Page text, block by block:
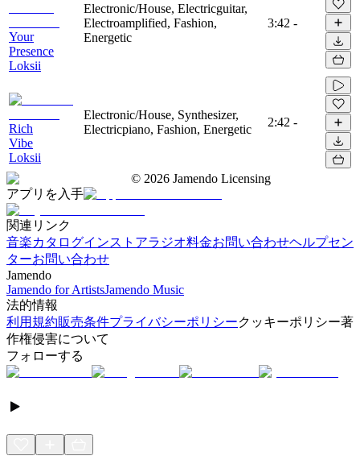
Your
Presence
Loksii
Electronic/House, Electricguitar,
Electroamplified, Fashion,
Energetic
3:42 -
Rich
Vibe
Loksii
Electronic/House, Synthesizer,
Electricpiano, Fashion, Energetic
2:42 -
© 2026 Jamendo Licensing
アプリを入手
関連リンク
音楽カタログインストアラジオ料金お問い合わせヘルプセン
ターお問い合わせ
Jamendo
Jamendo for ArtistsJamendo Music
法的情報
利用規約販売条件プライバシーポリシークッキーポリシー著
作権侵害について
フォローする